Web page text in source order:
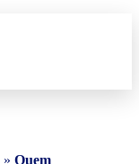
» Quem